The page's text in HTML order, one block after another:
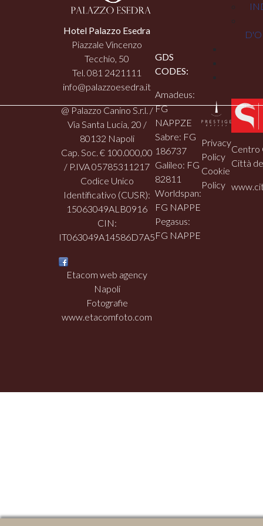
Hotel Palazzo Esedra
Piazzale Vincenzo
Tecchio, 50
Tel. 081 2421111
info@palazzoesedra.it
@ Palazzo Canino S.r.l. /
Via Santa Lucia, 20 /
80132 Napoli
Cap. Soc. € 100.000,00
/ P.IVA 05785311217
Codice Unico
Identificativo (CUSR):
15063049ALB0916
CIN:
IT063049A14586D7A5
Etacom web agency
Napoli
Fotografie
www.etacomfoto.com
GDS
CODES:
Amadeus:
FG
NAPPZE
Sabre: FG
186737
Galileo: FG
82811
Worldspan:
FG NAPPE
Pegasus:
FG NAPPE
Privacy
Policy
Cookie
Policy
Centro
Città